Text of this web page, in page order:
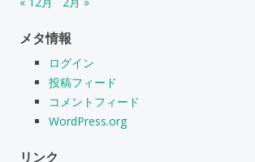
メタ情報
ログイン
投稿フィード
コメントフィード
WordPress.org
リンク